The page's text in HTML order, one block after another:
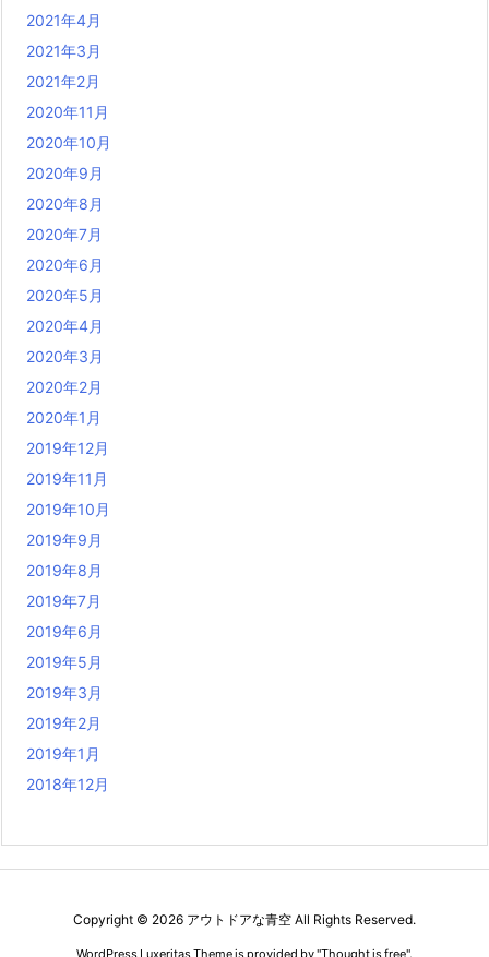
2021年4月
2021年3月
2021年2月
2020年11月
2020年10月
2020年9月
2020年8月
2020年7月
2020年6月
2020年5月
2020年4月
2020年3月
2020年2月
2020年1月
2019年12月
2019年11月
2019年10月
2019年9月
2019年8月
2019年7月
2019年6月
2019年5月
2019年3月
2019年2月
2019年1月
2018年12月
Copyright © 2026 アウトドアな青空 All Rights Reserved.
WordPress Luxeritas Theme is provided by "Thought is free".